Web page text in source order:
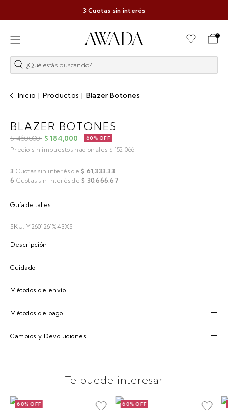
3 Cuotas sin interés
0
¿Qué estás buscando?
Inicio | Productos | Blazer Botones
BLAZER BOTONES
$ 460,000 $ 184,000 60% OFF
Precio sin impuestos nacionales $ 152,066
3 Cuotas sin interés de $ 61,333.33
6 Cuotas sin interés de $ 30,666.67
Guía de talles
SKU: Y2601261%43XS
Descripción
Cuidado
Métodos de envío
Métodos de pago
Cambios y Devoluciones
Te puede interesar
60% OFF 60% OFF